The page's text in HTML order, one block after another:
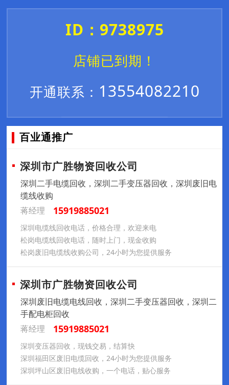
ID：9738975
店铺已到期！
开通联系： 13554082210
百业通推广
深圳市广胜物资回收公司
深圳二手电缆回收，深圳二手变压器回收，深圳废旧电
缆线收购
蒋经理
15919885021
深圳电缆线回收电话，价格合理，欢迎来电
松岗电缆线回收电话，随时上门，现金收购
松岗废旧电缆线收购公司，24小时为您提供服务
深圳市广胜物资回收公司
深圳废旧电缆电线回收，深圳二手变压器回收，深圳二
手配电柜回收
蒋经理
15919885021
深圳变压器回收，现钱交易，结算快
深圳福田区废旧电缆回收，24小时为您提供服务
深圳坪山区废旧电线收购，一个电话，贴心服务